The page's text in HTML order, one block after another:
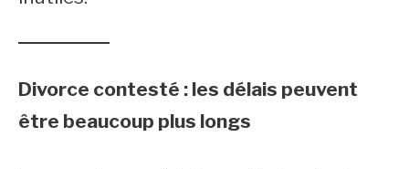
Divorce contesté : les délais peuvent
être beaucoup plus longs